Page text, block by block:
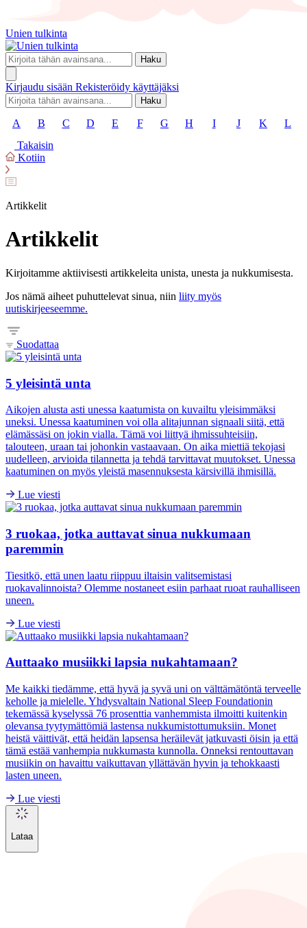
Unien tulkinta
Haku
Kirjaudu sisään Rekisteröidy käyttäjäksi
Haku
A B C D E F G H I J K
L
Takaisin
Kotiin
Artikkelit
Artikkelit
Kirjoitamme aktiivisesti artikkeleita unista, unesta ja nukkumisesta.
Jos nämä aiheet puhuttelevat sinua, niin liity myös
uutiskirjeeseemme.
Suodattaa
5 yleisintä unta
Aikojen alusta asti unessa kaatumista on kuvailtu yleisimmäksi
uneksi. Unessa kaatuminen voi olla alitajunnan signaali siitä, että
elämässäsi on jokin vialla. Tämä voi liittyä ihmissuhteisiin,
talouteen, uraan tai johonkin vastaavaan. On aika miettiä tekojasi
uudelleen, arvioida tilannetta ja tehdä tarvittavat muutokset. Unessa
kaatuminen on myös yleistä masennuksesta kärsivillä ihmisillä.
Lue viesti
3 ruokaa, jotka auttavat sinua nukkumaan
paremmin
Tiesitkö, että unen laatu riippuu iltaisin valitsemistasi
ruokavalinnoista? Olemme nostaneet esiin parhaat ruoat rauhalliseen
uneen.
Lue viesti
Auttaako musiikki lapsia nukahtamaan?
Me kaikki tiedämme, että hyvä ja syvä uni on välttämätöntä terveelle
keholle ja mielelle. Yhdysvaltain National Sleep Foundationin
tekemässä kyselyssä 76 prosenttia vanhemmista ilmoitti kuitenkin
olevansa tyytymättömiä lastensa nukkumistottumuksiin. Monet
heistä väittivät, että heidän lapsensa heräilevät jatkuvasti öisin ja että
tämä estää vanhempia nukkumasta kunnolla. Onneksi rentouttavan
musiikin on havaittu vaikuttavan yllättävän hyvin ja tehokkaasti
lasten uneen.
Lue viesti
Lataa